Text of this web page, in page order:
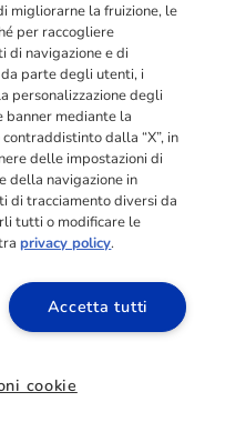
02371740032 - REA di Novara
i.v. |Preferenze cookie
Richiedi informazioni
migliorarne la fruizione, le
per raccogliere
di navigazione e di
parte degli utenti, i
personalizzazione degli
banner mediante la
dalla “X”, in
delle impostazioni di
della navigazione in
di tracciamento diversi da
tutti o modificare le
privacy policy.
Accetta tutti
cookie